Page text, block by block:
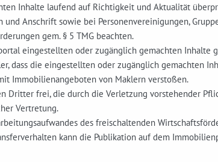
Inhalte laufend auf Richtigkeit und Aktualität
Anschrift sowie bei Personenvereinigungen,
gem. § 5 TMG beachten.
eingestellten oder zugänglich gemachten
dass die eingestellten oder zugänglich gemachten
Immobilienangeboten von Maklern verstoßen.
Dritter frei, die durch die Verletzung vorstehender
Vertretung.
des freischaltenden
kann die Publikation auf dem